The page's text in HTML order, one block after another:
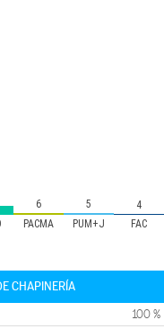
PACMA PUM+J FAC
6 5 4
CHAPINERÍA
100 %